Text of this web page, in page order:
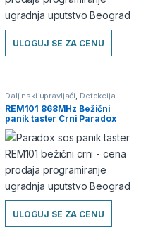
ULOGUJ SE ZA CENU
Daljinski upravljači, Detekcija
provale - Alarmni sistemi Panik
SOS tasteri
REM101 868MHz Bežični
panik taster Crni Paradox
cena
ULOGUJ SE ZA CENU